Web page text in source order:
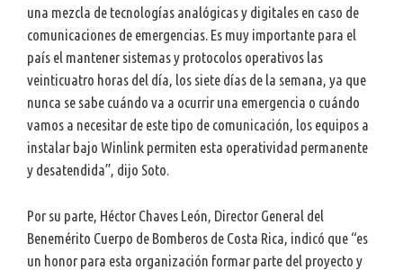
una mezcla de tecnologías analógicas y digitales en caso de
comunicaciones de emergencias. Es muy importante para el
país el mantener sistemas y protocolos operativos las
veinticuatro horas del día, los siete días de la semana, ya que
nunca se sabe cuándo va a ocurrir una emergencia o cuándo
vamos a necesitar de este tipo de comunicación, los equipos a
instalar bajo Winlink permiten esta operatividad permanente
y desatendida”, dijo Soto.
Por su parte, Héctor Chaves León, Director General del
Benemérito Cuerpo de Bomberos de Costa Rica, indicó que “es
un honor para esta organización formar parte del proyecto y